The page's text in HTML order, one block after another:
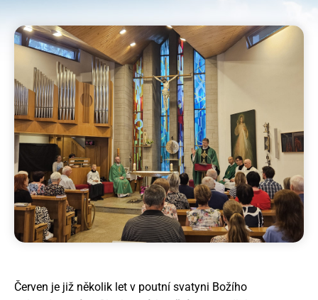
Novinky
Povolání
Články
Galerie
+420 733 741 850
Červen je již několik let v poutní svatyni Božího